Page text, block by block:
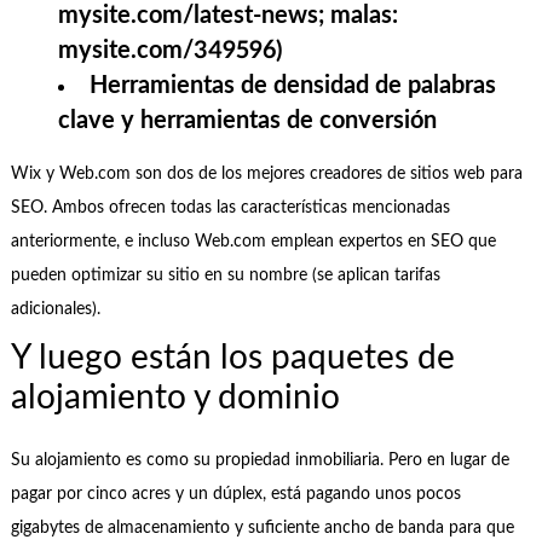
mysite.com/latest-news; malas:
mysite.com/349596)
Herramientas de densidad de palabras
clave y herramientas de conversión
Wix y Web.com son dos de los mejores creadores de sitios web para
SEO. Ambos ofrecen todas las características mencionadas
anteriormente, e incluso Web.com emplean expertos en SEO que
pueden optimizar su sitio en su nombre (se aplican tarifas
adicionales).
Y luego están los paquetes de
alojamiento y dominio
Su alojamiento es como su propiedad inmobiliaria. Pero en lugar de
pagar por cinco acres y un dúplex, está pagando unos pocos
gigabytes de almacenamiento y suficiente ancho de banda para que